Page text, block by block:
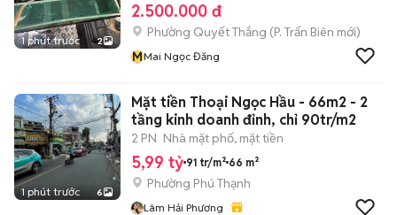
1 phút trước 2
2.500.000 đ
Phường Quyết Thắng (P. Trấn Biên mới)
MMai Ngọc Đăng
1 phút trước 6
Mặt tiền Thoại Ngọc Hầu - 66m2 - 2
tầng kinh doanh đỉnh, chỉ 90tr/m2
2 PN Nhà mặt phố, mặt tiền
5,99 tỷ 91 tr/m² 66 m²
Phường Phú Thạnh
Lâm Hải Phương